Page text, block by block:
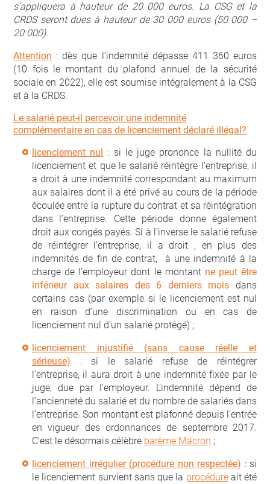
s’appliquera à hauteur de 20 000 euros. La CSG et la
CRDS seront dues à hauteur de 30 000 euros (50 000 –
20 000).
Attention : dès que l’indemnité dépasse 411 360 euros
(10 fois le montant du plafond annuel de la sécurité
sociale en 2022), elle est soumise intégralement à la CSG
et à la CRDS.
Le salarié peut-il percevoir une indemnité
complémentaire en cas de licenciement déclaré illégal?
licenciement nul : si le juge prononce la nullité du
licenciement et que le salarié réintègre l’entreprise, il
a droit à une indemnité correspondant au maximum
aux salaires dont il a été privé au cours de la période
écoulée entre la rupture du contrat et sa réintégration
dans l’entreprise. Cette période donne également
droit aux congés payés. Si à l’inverse le salarié refuse
de réintégrer l’entreprise, il a droit , en plus des
indemnités de fin de contrat, à une indemnité à la
charge de l’employeur dont le montant ne peut être
inférieur aux salaires des 6 derniers mois dans
certains cas (par exemple si le licenciement est nul
en raison d’une discrimination ou en cas de
licenciement nul d’un salarié protégé) ;
licenciement injustifié (sans cause réelle et
sérieuse) : si le salarié refuse de réintégrer
l’entreprise, il aura droit à une indemnité fixée par le
juge, due par l’employeur. L’indemnité dépend de
l’ancienneté du salarié et du nombre de salariés dans
l’entreprise. Son montant est plafonné depuis l’entrée
en vigueur des ordonnances de septembre 2017.
C’est le désormais célèbre barème Macron ;
licenciement irrégulier (procédure non respectée) : si
le licenciement survient sans que la procédureait été